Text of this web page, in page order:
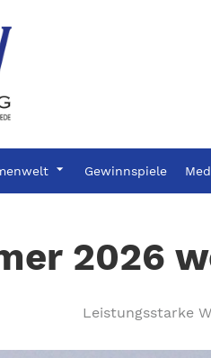
Gewinnspiele
2026
Leistungsstarke